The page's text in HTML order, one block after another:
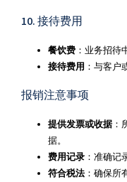
10. 接待费用
餐饮费：业务招待
接待费用 ：与客户
报销注意事项
提供发票或收据：
据。
费用记录：准确记
符合税法：确保所